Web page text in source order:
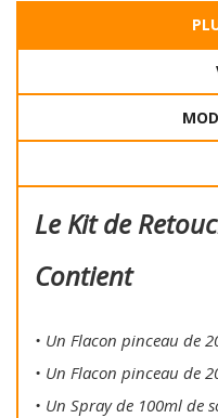
Le Kit de
Contient
• Un Flacon pinceau de
• Un Flacon pinceau de
• Un Spray de 100ml de